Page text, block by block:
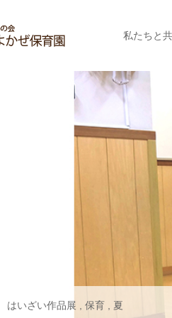
私たちと
はいざい作品展 保育 夏